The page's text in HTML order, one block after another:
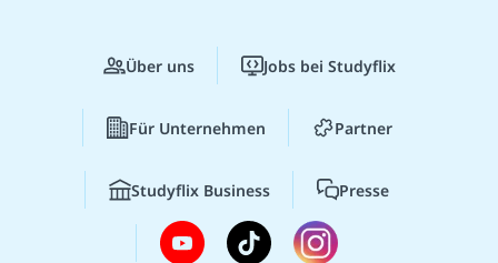
Über uns Jobs bei Studyflix
Für Unternehmen Partner
Studyflix Business Presse